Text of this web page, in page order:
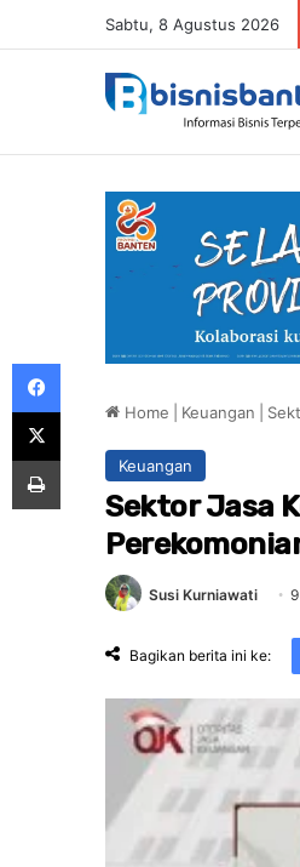
Sabtu, 8 Agustus 2026
Home Keuangan
Keuangan
Sektor Jasa
Susi Kurniawati
Bagikan berita ini ke:
Facebook